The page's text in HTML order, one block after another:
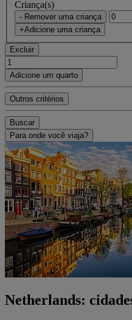
Criança(s)
- Remover uma criança
+Adicione uma criança
Excluir
Adicione um quarto
Outros critérios
Buscar
Para onde você viaja?
Netherlands: